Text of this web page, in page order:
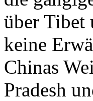
über
keine
Chinas
Pradesh